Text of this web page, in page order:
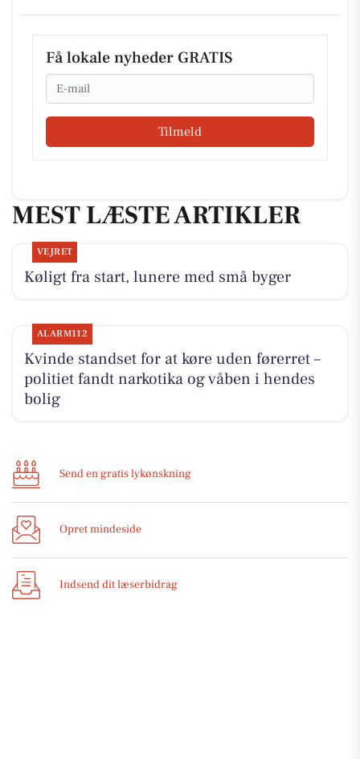
Få lokale nyheder GRATIS
Email
Tilmeld
MEST LÆSTE ARTIKLER
VEJRET
Køligt fra start, lunere med små byger
ALARM112
Kvinde standset for at køre uden førerret –
politiet fandt narkotika og våben i hendes
bolig
Send en gratis lykønskning
Opret mindeside
Indsend dit læserbidrag